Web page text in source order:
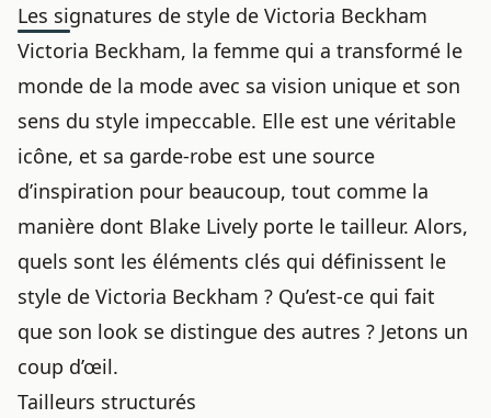
Les signatures de style de Victoria Beckham
Victoria Beckham, la femme qui a transformé le
monde de la mode avec sa vision unique et son
sens du style impeccable. Elle est une véritable
icône, et sa garde-robe est une source
d’inspiration pour beaucoup, tout comme la
manière dont Blake Lively porte le tailleur. Alors,
quels sont les éléments clés qui définissent le
style de Victoria Beckham ? Qu’est-ce qui fait
que son look se distingue des autres ? Jetons un
coup d’œil.
Tailleurs structurés